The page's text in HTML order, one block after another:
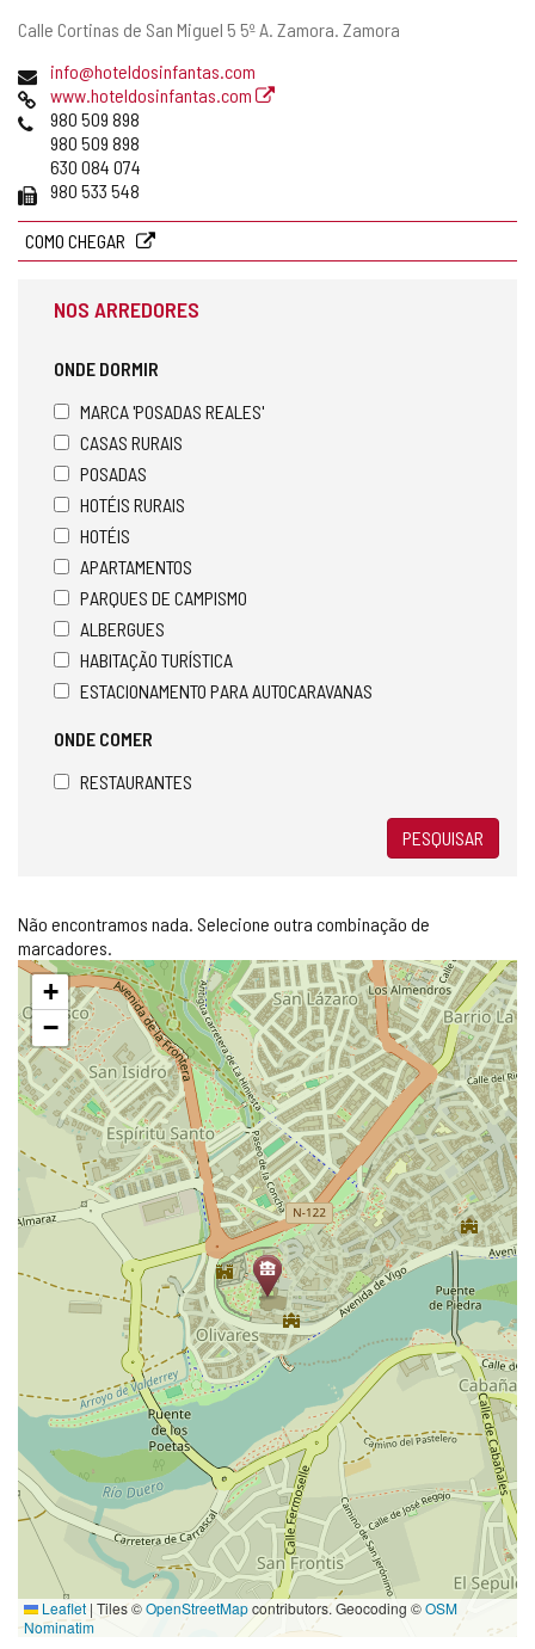
Endereço
Calle Cortinas de San Miguel 5 5º A. Zamora. Zamora
Endereço
de
email
info@hoteldosinfantas.com
Pagina
web
www.hoteldosinfantas.com
Telefones
980 509 898
980 509 898
630 084 074
Fax 980 533 548
COMO CHEGAR
NOS ARREDORES
ONDE DORMIR
MARCA 'POSADAS REALES'
CASAS RURAIS
POSADAS
HOTÉIS RURAIS
HOTÉIS
APARTAMENTOS
PARQUES DE CAMPISMO
ALBERGUES
HABITAÇÃO TURÍSTICA
ESTACIONAMENTO PARA AUTOCARAVANAS
ONDE COMER
RESTAURANTES
PESQUISAR
Não encontramos nada. Selecione outra combinação de
marcadores.
Pular
mapa
+
−
Leaflet | Tiles ©OpenStreetMapcontributors. Geocoding ©OSM
Nominatim